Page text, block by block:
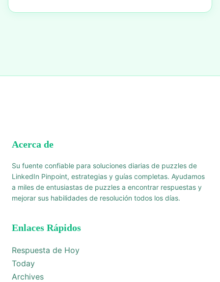
Acerca de
Su fuente confiable para soluciones diarias de puzzles de
LinkedIn Pinpoint, estrategias y guías completas. Ayudamos
a miles de entusiastas de puzzles a encontrar respuestas y
mejorar sus habilidades de resolución todos los días.
Enlaces Rápidos
Respuesta de Hoy
Today
Archives